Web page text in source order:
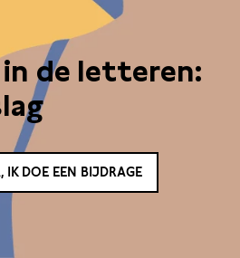
de letteren:
IK DOE EEN BIJDRAGE